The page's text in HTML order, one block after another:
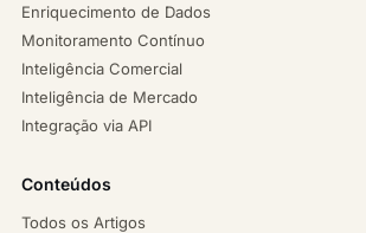
Enriquecimento de Dados
Monitoramento Contínuo
Inteligência Comercial
Inteligência de Mercado
Integração via API
Conteúdos
Todos os Artigos